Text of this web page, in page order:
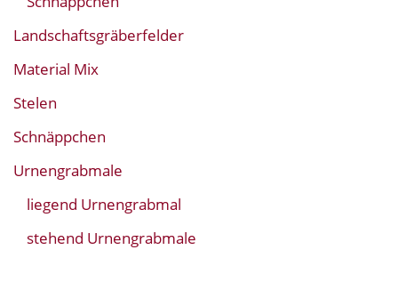
Landschaftsgräberfelder
Material Mix
Stelen
Schnäppchen
Urnengrabmale
liegend Urnengrabmal
stehend Urnengrabmale